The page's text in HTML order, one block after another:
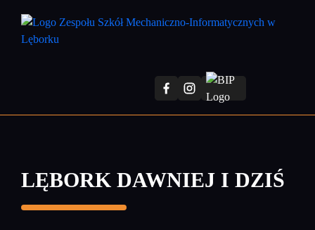
treści
LĘBORK DAWNIEJ I DZIŚ